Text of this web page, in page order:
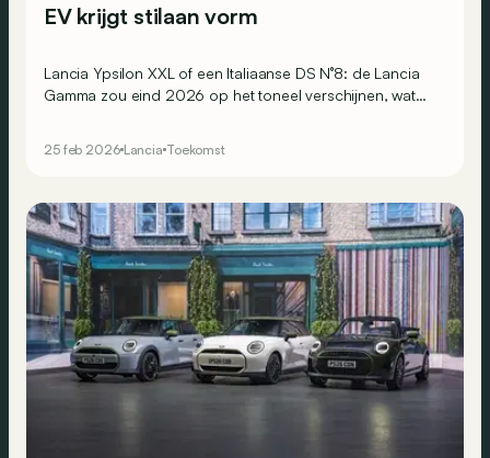
EV krijgt stilaan vorm
Lancia Ypsilon XXL of een Italiaanse DS N°8: de Lancia
Gamma zou eind 2026 op het toneel verschijnen, wat
25 feb 2026 Lancia Toekomst